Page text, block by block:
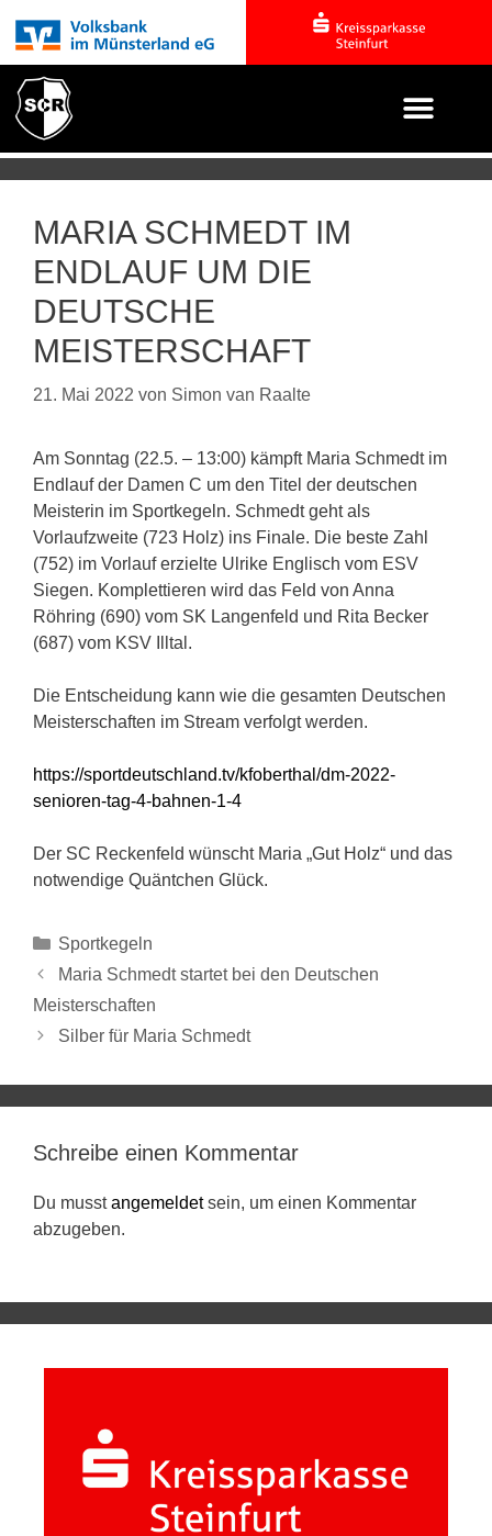
MARIA SCHMEDT IM
ENDLAUF UM DIE
DEUTSCHE
MEISTERSCHAFT
21. Mai 2022 von Simon van Raalte
Am Sonntag (22.5. – 13:00) kämpft Maria Schmedt im
Endlauf der Damen C um den Titel der deutschen
Meisterin im Sportkegeln. Schmedt geht als
Vorlaufzweite (723 Holz) ins Finale. Die beste Zahl
(752) im Vorlauf erzielte Ulrike Englisch vom ESV
Siegen. Komplettieren wird das Feld von Anna
Röhring (690) vom SK Langenfeld und Rita Becker
(687) vom KSV Illtal.
Die Entscheidung kann wie die gesamten Deutschen
Meisterschaften im Stream verfolgt werden.
https://sportdeutschland.tv/kfoberthal/dm-2022-
senioren-tag-4-bahnen-1-4
Der SC Reckenfeld wünscht Maria „Gut Holz“ und das
notwendige Quäntchen Glück.
Sportkegeln
Maria Schmedt startet bei den Deutschen
Meisterschaften
Silber für Maria Schmedt
Schreibe einen Kommentar
Du musstangemeldetsein, um einen Kommentar
abzugeben.